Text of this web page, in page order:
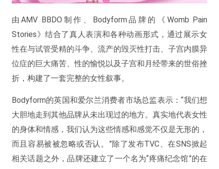
由AMV BBDO制作、Bodyform品牌的《Womb Pain
Stories》结合了真人表演和各种动画形式，通过展示女
性在与试管受精的斗争、流产的毁灭性打击、子宫内膜异
位症的巨大痛苦、性的愉悦以及子宫和月经带来的世俗挫
折，构建了一套完整的女性叙事。
Bodyform的英国和爱尔兰消费者市场总监表示：“我们想
大胆地走到其他品牌从未出现过的地方。真实地代表女性
的身体和情感，我们认为这些情感和感觉不仅是无形的，
而且容易被被忽略或否认。”除了发布TVC、在SNS掀起
相关话题之外，品牌还建立了一个名为“疼痛纪念馆”的在